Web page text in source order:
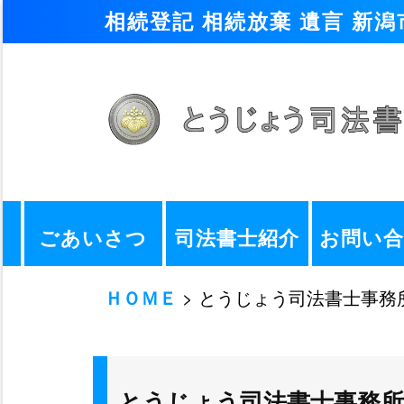
相続登記 相続放棄 遺言 新
ごあいさつ 司法書士紹介 お問い
ＨＯＭＥ > とうじょう司法書士事